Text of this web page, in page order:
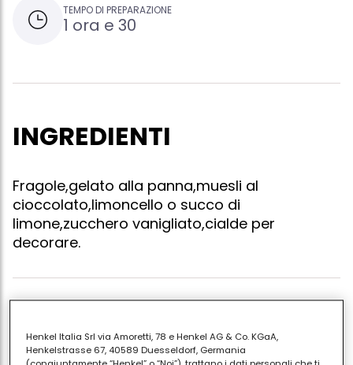
TEMPO DI PREPARAZIONE
1 ora e 30
INGREDIENTI
Fragole,gelato alla panna,muesli al
cioccolato,limoncello o succo di
limone,zucchero vanigliato,cialde per
decorare.
riempire un terzo dielle coppe per gelato. lavare le
fragole (se preferite potete sostituire le fragole con
Henkel Italia Srl via Amoretti, 78 e Henkel AG & Co. KGaA,
Henkelstrasse 67, 40589 Duesseldorf, Germania